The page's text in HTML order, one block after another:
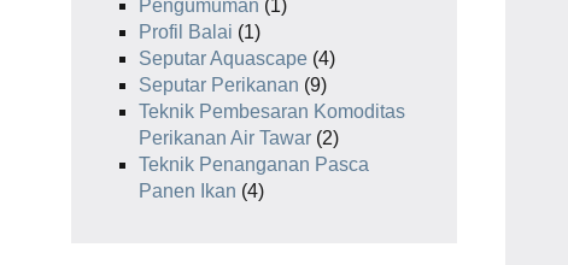
Pengumuman (1)
Profil Balai (1)
Seputar Aquascape (4)
Seputar Perikanan (9)
Teknik Pembesaran Komoditas
Perikanan Air Tawar (2)
Teknik Penanganan Pasca
Panen Ikan (4)